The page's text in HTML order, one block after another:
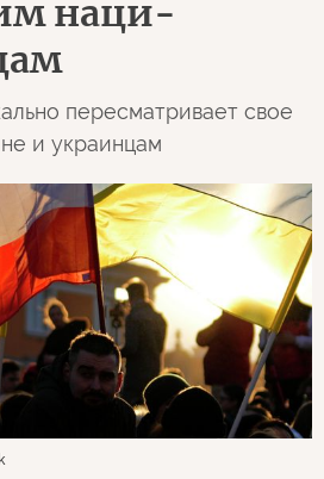
наци-
пересматривает свое
и украинцам